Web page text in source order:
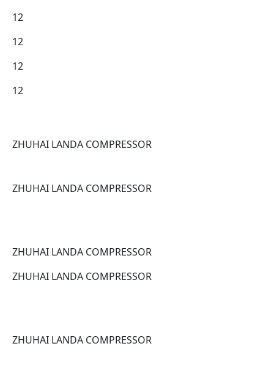
12
12
12
12
ZHUHAI LANDA COMPRESSOR
ZHUHAI LANDA COMPRESSOR
ZHUHAI LANDA COMPRESSOR
ZHUHAI LANDA COMPRESSOR
ZHUHAI LANDA COMPRESSOR